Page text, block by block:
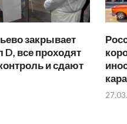
закрывает
D, все проходят
и сдают